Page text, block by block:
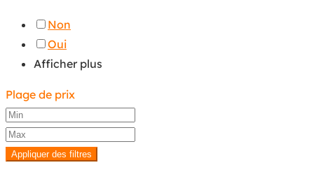
Non
Oui
Afficher plus
Plage de prix
Appliquer des filtres